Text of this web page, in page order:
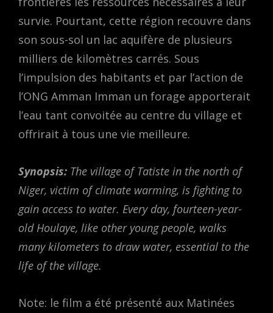
survie. Pourtant, cette région recouvre dans
son sous-sol un lac aquifère de plusieurs
milliers de kilomètres carrés. Sous
l’impulsion des habitants et par l’action de
l’ONG Amman Imman un forage apporterait
l’eau tant convoitée au centre du village et
offrirait à tous une vie meilleure.
Synopsis: The village of Tatiste in the north of
Niger, victim of climate warming, is fighting to
gain access to water. Every day, fourteen-year-
old Houlaye, like other young people, walks
many kilometers to draw water, essential to the
life of the village.
Note: le film a été présenté aux Matinées